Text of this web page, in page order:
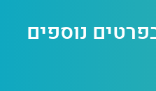
נוספים